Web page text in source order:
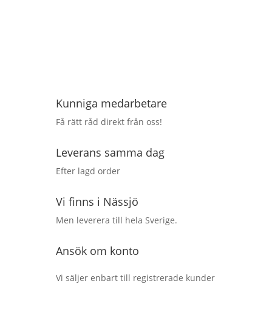
Kunniga medarbetare
Få rätt råd direkt från oss!
Leverans samma dag
Efter lagd order
Vi finns i Nässjö
Men leverera till hela Sverige.
Ansök om konto
Vi säljer enbart till registrerade kunder